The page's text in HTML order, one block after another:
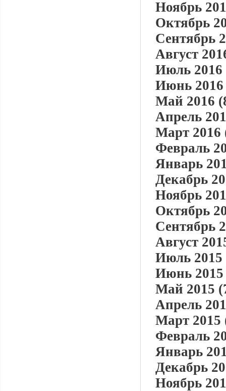
Ноябрь
Октябрь
Сентябрь
Август
Июль 2016
Июнь 2016
Май 2016
Апрель
Март 2016
Февраль
Январь
Декабрь
Ноябрь
Октябрь
Сентябрь
Август
Июль 2015
Июнь 2015
Май 2015
Апрель
Март 2015
Февраль
Январь
Декабрь
Ноябрь